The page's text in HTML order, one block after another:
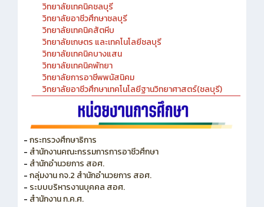
วิทยาลัยเทคนิคชลบุรี
วิทยาลัยอาชีวศึกษาชลบุรี
วิทยาลัยเทคนิคสัตหีบ
วิทยาลัยเกษตร และเทคโนโลยีชลบุรี
วิทยาลัยเทคนิคบางแสน
วิทยาลัยเทคนิคพัทยา
วิทยาลัยการอาชีพพนัสนิคม
วิทยาลัยอาชีวศึกษาเทคโนโลยีฐานวิทยาศาสตร์(ชลบุรี)
-กระทรวงศึกษาธิการ
- สำนักงานคณะกรรมการการอาชีวศึกษา
- สำนักอำนวยการ สอศ.
-กลุ่มงาน กจ.2 สำนักอำนวยการ สอศ.
- ระบบบริหารงานบุคคล สอศ.
- สำนักงาน ก.ค.ศ.